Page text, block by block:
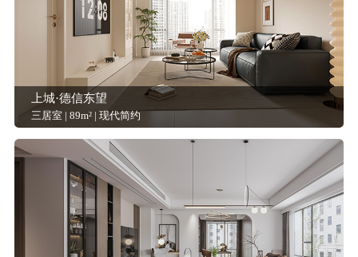
上城·德信东望
三居室 | 89m² | 现代简约